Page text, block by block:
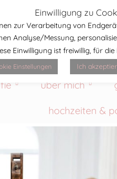
über mich
hochzeiten &
Einwilligung zu
zur Verarbeitung von
Analyse/Messung,
Einwilligung ist freiwillig, für
Einstellungen Ich